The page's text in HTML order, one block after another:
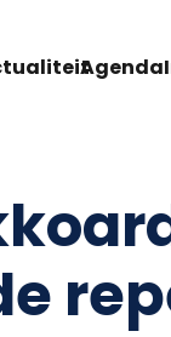
Agenda